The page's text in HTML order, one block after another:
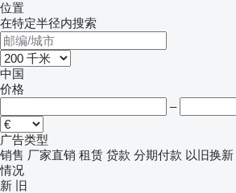
位置
在特定半径内搜索
中国
价格
–
广告类型
销售 厂家直销 租赁 贷款 分期付款 以旧换新
情况
新 旧